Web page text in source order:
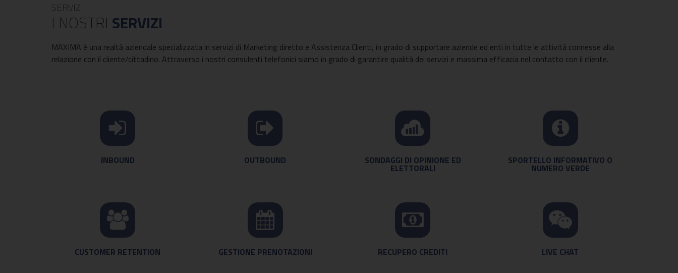
SERVIZI
I NOSTRI SERVIZI
MAXIMA è una realtà aziendale specializzata in servizi di Marketing diretto e Assistenza Clienti, in grado di supportare aziende ed enti in tutte le attività connesse alla
relazione con il cliente/cittadino. Attraverso i nostri consulenti telefonici siamo in grado di garantire qualità dei servizi e massima efficacia nel contatto con il cliente.
INBOUND OUTBOUND SONDAGGI DI OPINIONE ED
ELETTORALI
SPORTELLO INFORMATIVO O
NUMERO VERDE
CUSTOMER RETENTION GESTIONE PRENOTAZIONI RECUPERO CREDITI LIVE CHAT